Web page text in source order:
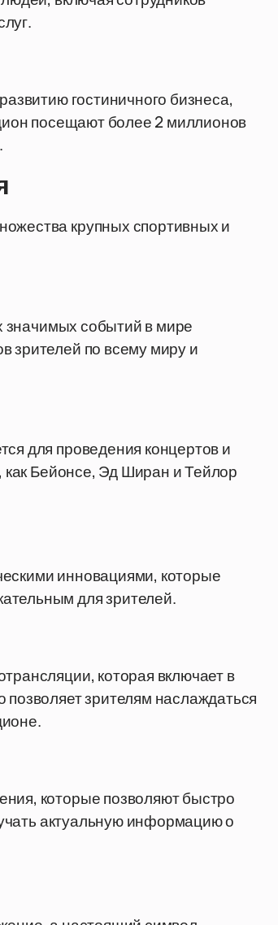
гостиничного бизнеса,
посещают более 2 миллионов
крупных спортивных и
значимых событий в мире
зрителей по всему миру и
для проведения концертов и
как Бейонсе, Эд Ширан и Тейлор
инновациями, которые
для зрителей.
которая включает в
зрителям наслаждаться
которые позволяют быстро
актуальную информацию о